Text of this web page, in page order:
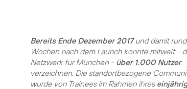
Bereits Ende Dezember 2017und damit
Wochen nach dem Launch konnte mitwelt -
Netzwerk für München - über 1.000 Nutzer
verzeichnen. Die standortbezogene
wurde von Trainees im Rahmen ihres